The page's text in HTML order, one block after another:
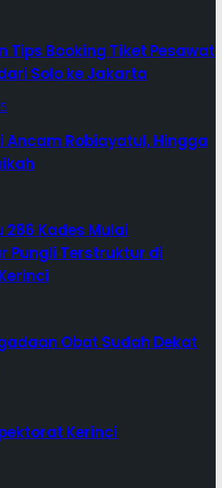
Tips Booking Tiket Pesawat
Solo ke Jakarta
Ancam Robiayatul, Hingga
286 Kades Mulai
Pungli Terstruktur di
Obat Sudah Dekat
Kerinci